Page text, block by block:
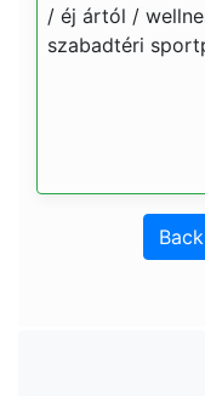
/ éj ártól /
szabadtéri